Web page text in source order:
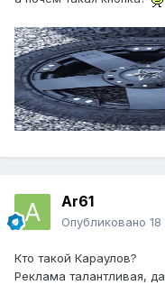
Ar61
Опубликовано
Кто такой Караулов?
Реклама талантливая,